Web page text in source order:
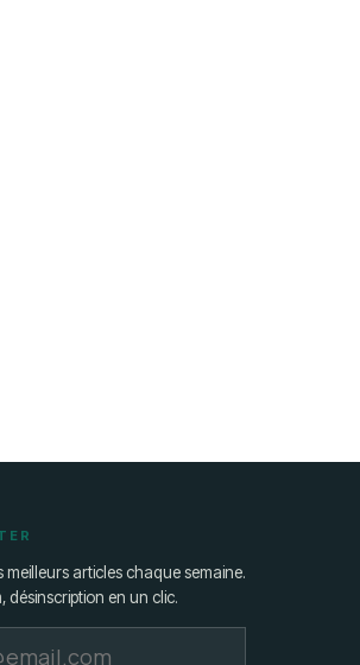
meilleurs articles chaque semaine.
désinscription en un clic.